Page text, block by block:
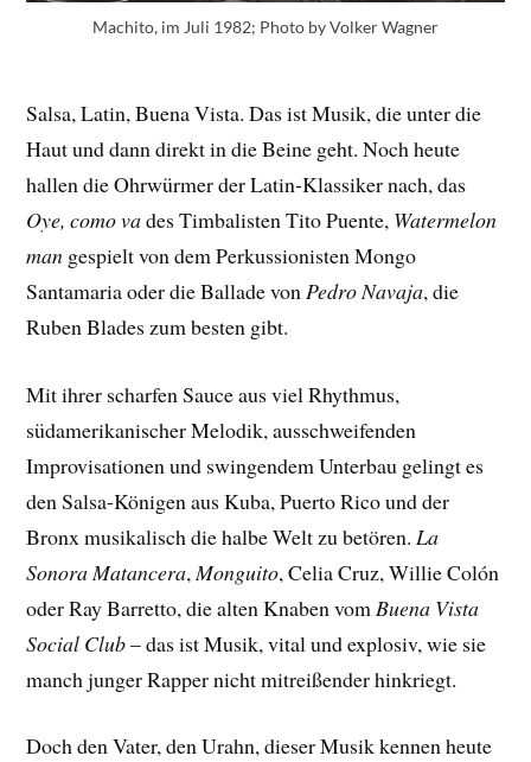
Machito, im Juli 1982; Photo by Volker Wagner
Salsa, Latin, Buena Vista. Das ist Musik, die unter die
Haut und dann direkt in die Beine geht. Noch heute
hallen die Ohrwürmer der Latin-Klassiker nach, das
Oye, como vades Timbalisten Tito Puente, Watermelon
man gespielt von dem Perkussionisten Mongo
Santamaria oder die Ballade vonPedro Navaja, die
Ruben Blades zum besten gibt.
Mit ihrer scharfen Sauce aus viel Rhythmus,
südamerikanischer Melodik, ausschweifenden
Improvisationen und swingendem Unterbau gelingt es
den Salsa-Königen aus Kuba, Puerto Rico und der
Bronx musikalisch die halbe Welt zu betören. La
Sonora Matancera, Monguito, Celia Cruz, Willie Colón
oder Ray Barretto, die alten Knaben vom Buena Vista
Social Club– das ist Musik, vital und explosiv, wie sie
manch junger Rapper nicht mitreißender hinkriegt.
Doch den Vater, den Urahn, dieser Musik kennen heute